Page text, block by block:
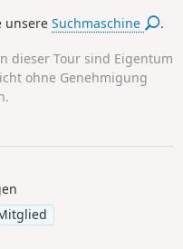
Hohwehraschlucht
Wasserfälle bestaunen,
für eine Woche aus
steht es auf der Website
der Steig hält, was
etwas verändert,
Lenzkirch und
in Schluchsee auf den
unsereSuchmaschine .
dieser Tour sind Eigentum
ohne Genehmigung